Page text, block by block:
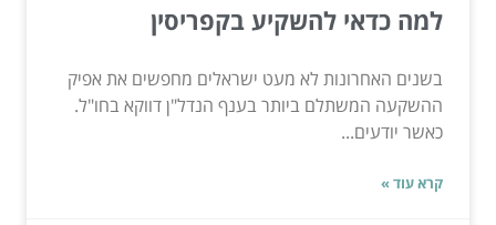
למה כדאי להשקיע בקפריסין
בשנים האחרונות לא מעט ישראלים מחפשים את אפיק
ההשקעה המשתלם ביותר בענף הנדל"ן דווקא בחו"ל.
כאשר יודעים...
קרא עוד »